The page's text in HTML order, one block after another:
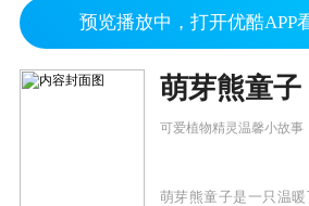
预览播放中，打开优酷APP
萌芽熊童子
可爱植物精灵温馨小故事
萌芽熊童子是一只温